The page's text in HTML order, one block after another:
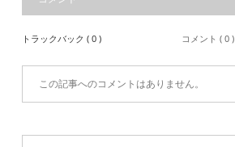
トラックバック ( 0 ) コメント ( 0 )
この記事へのコメントはありません。